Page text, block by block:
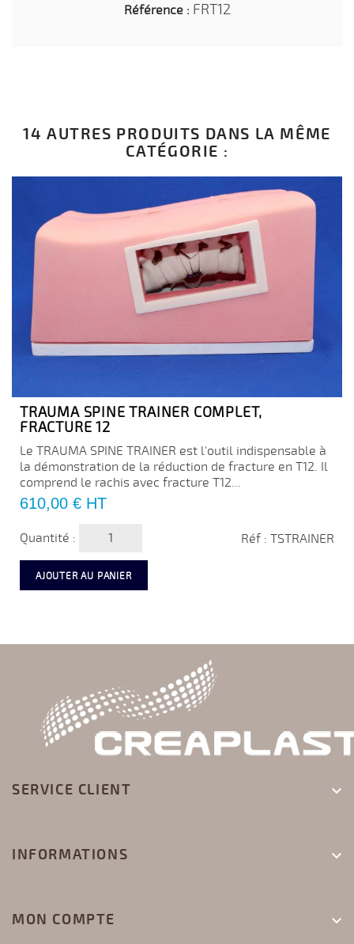
Référence : FRT12
14 AUTRES PRODUITS DANS LA MÊME
CATÉGORIE :
TRAUMA SPINE TRAINER COMPLET,
FRACTURE 12
Le TRAUMA SPINE TRAINER est l'outil indispensable à
la démonstration de la réduction de fracture en T12. Il
comprend le rachis avec fracture T12...
Prix
610,00 € HT
Quantité : Réf : TSTRAINER
AJOUTER AU PANIER
SERVICE CLIENT 
INFORMATIONS 
MON COMPTE 